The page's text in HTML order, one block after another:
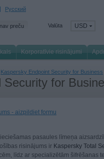
Русский
preču Valūta USD
Korporatīvie risinājumi
Kaspersky Endpoint Security for Business
Security for
- aizpildiet formu
pasaules līmeņa
risinājums ir Kaspersky Total
līdz ar specializētām šifrēšanas